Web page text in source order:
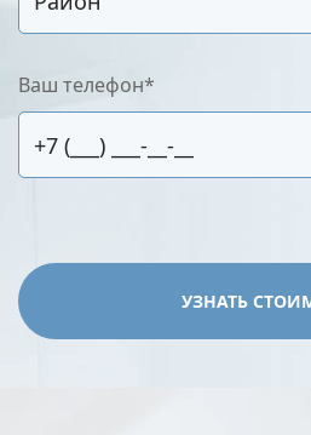
Ваш телефон*